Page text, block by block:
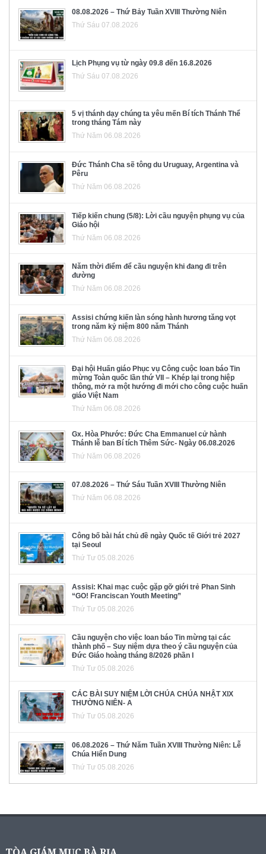
08.08.2026 – Thứ Bảy Tuần XVIII Thường Niên
Thứ Sáu 07.08.2026
Lịch Phụng vụ từ ngày 09.8 đến 16.8.2026
Thứ Sáu 07.08.2026
5 vị thánh dạy chúng ta yêu mến Bí tích Thánh Thể
trong tháng Tám này
Thứ Năm 06.08.2026
Đức Thánh Cha sẽ tông du Uruguay, Argentina và
Pêru
Thứ Năm 06.08.2026
Tiếp kiến chung (5/8): Lời cầu nguyện phụng vụ của
Giáo hội
Thứ Năm 06.08.2026
Năm thời điểm để cầu nguyện khi đang đi trên
đường
Thứ Năm 06.08.2026
Assisi chứng kiến làn sóng hành hương tăng vọt
trong năm kỷ niệm 800 năm Thánh
Thứ Năm 06.08.2026
Đại hội Huấn giáo Phục vụ Công cuộc loan báo Tin
mừng Toàn quốc lần thứ VII – Khép lại trong hiệp
thông, mở ra một hướng đi mới cho công cuộc huấn
giáo Việt Nam
Thứ Năm 06.08.2026
Gx. Hòa Phước: Đức Cha Emmanuel cử hành
Thánh lễ ban Bí tích Thêm Sức- Ngày 06.08.2026
Thứ Năm 06.08.2026
07.08.2026 – Thứ Sáu Tuần XVIII Thường Niên
Thứ Năm 06.08.2026
Công bố bài hát chủ đề ngày Quốc tế Giới trẻ 2027
tại Seoul
Thứ Tư 05.08.2026
Assisi: Khai mạc cuộc gặp gỡ giới trẻ Phan Sinh
“GO! Franciscan Youth Meeting”
Thứ Tư 05.08.2026
Cầu nguyện cho việc loan báo Tin mừng tại các
thành phố – Suy niệm dựa theo ý cầu nguyện của
Đức Giáo hoàng tháng 8/2026 phần I
Thứ Tư 05.08.2026
CÁC BÀI SUY NIỆM LỜI CHÚA CHÚA NHẬT XIX
THƯỜNG NIÊN- A
Thứ Tư 05.08.2026
06.08.2026 – Thứ Năm Tuần XVIII Thường Niên: Lễ
Chúa Hiển Dung
Thứ Tư 05.08.2026